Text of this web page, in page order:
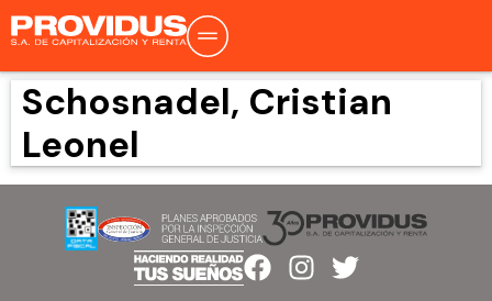
Schosnadel, Cristian
Leonel